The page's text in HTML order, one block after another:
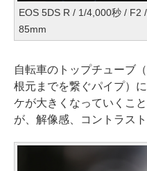
EOS 5DS R / 1/4,000秒 / F2
85mm
自転車のトップチューブ
根元までを繋ぐパイプ）
ケが大きくなっていくこ
が、解像感、コントラス